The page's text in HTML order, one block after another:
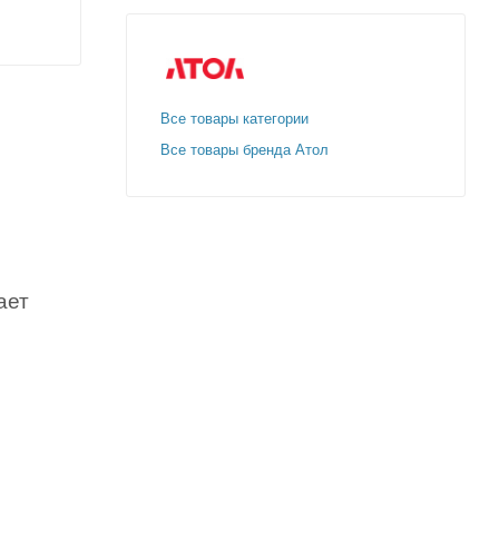
Все товары категории
Все товары бренда Атол